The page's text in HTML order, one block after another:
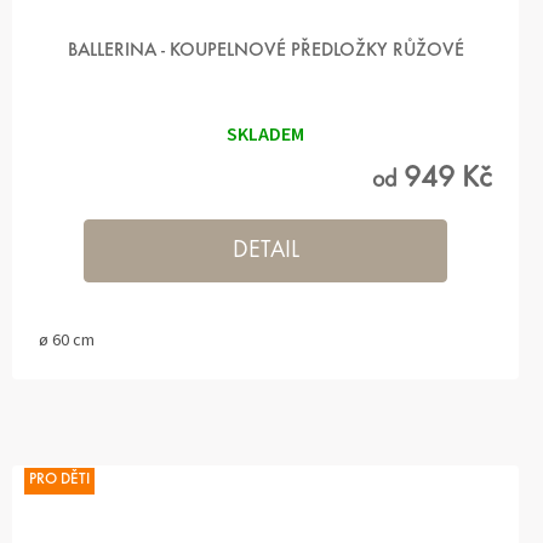
BALLERINA - KOUPELNOVÉ PŘEDLOŽKY RŮŽOVÉ
SKLADEM
od 949 Kč
DETAIL
ø 60 cm
PRO DĚTI